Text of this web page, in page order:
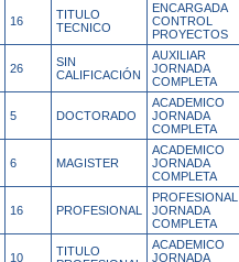
16
TITULO
TECNICO
ENCARGADA
CONTROL
PROYECTOS
26
SIN
CALIFICACIÓN
AUXILIAR
JORNADA
COMPLETA
5 DOCTORADO
ACADEMICO
JORNADA
COMPLETA
6 MAGISTER
ACADEMICO
JORNADA
COMPLETA
16 PROFESIONAL
PROFESIONAL
JORNADA
COMPLETA
10
TITULO
ACADEMICO
JORNADA